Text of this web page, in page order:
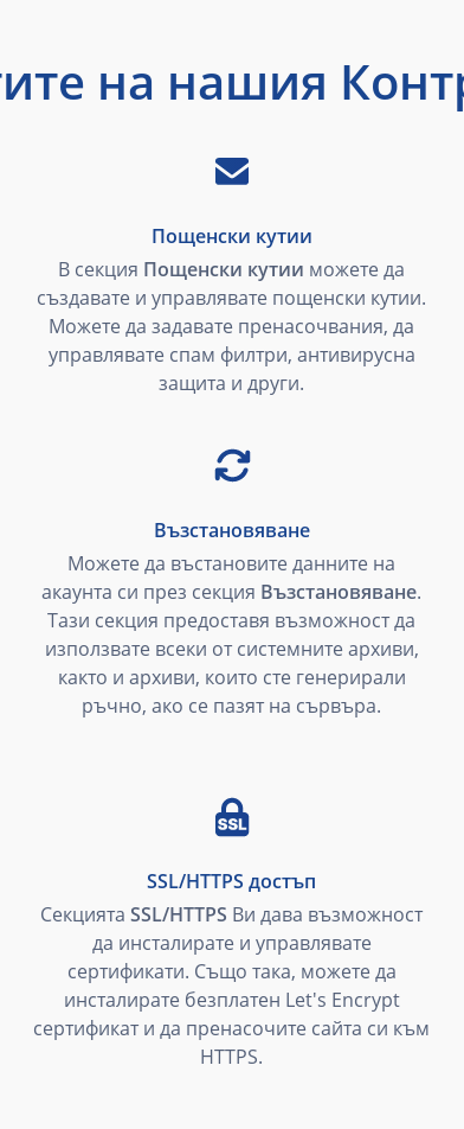
на нашия
Пощенски кутии
В секция Пощенски кутии можете да
създавате и управлявате пощенски кутии.
Можете да задавате пренасочвания, да
управлявате спам филтри, антивирусна
защита и други.
Възстановяване
Можете да въстановите данните на
акаунта си през секция Възстановяване.
Тази секция предоставя възможност да
използвате всеки от системните архиви,
както и архиви, които сте генерирали
ръчно, ако се пазят на сървъра.
SSL/HTTPS достъп
СекциятаSSL/HTTPS Ви дава възможност
да инсталирате и управлявате
сертификати. Също така, можете да
инсталирате безплатен Let's Encrypt
сертификат и да пренасочите сайта си към
HTTPS.